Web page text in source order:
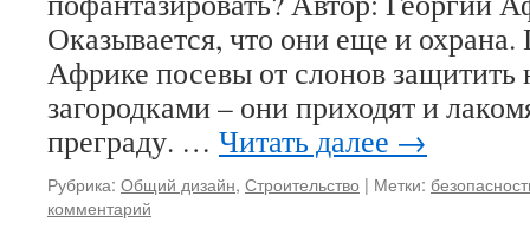
Оказывается, что они еще и
Африке посевы от слонов защитить
загородками – они приходят и
преграду. … Читать далее →
Рубрика: Общий дизайн, Строительство | Метки:
комментарий